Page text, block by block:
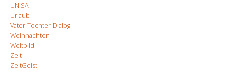
UNISA
Urlaub
Vater-Tochter-Dialog
Weihnachten
Weltbild
Zeit
ZeitGeist